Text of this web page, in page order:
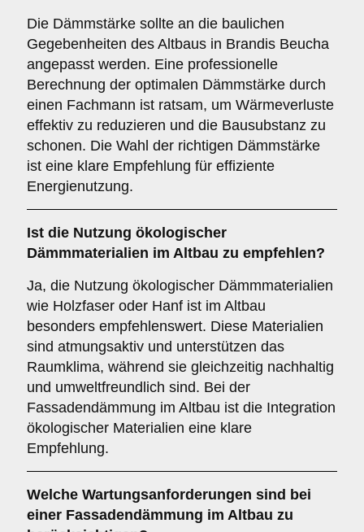
Die Dämmstärke sollte an die baulichen
Gegebenheiten des Altbaus in Brandis Beucha
angepasst werden. Eine professionelle
Berechnung der optimalen Dämmstärke durch
einen Fachmann ist ratsam, um Wärmeverluste
effektiv zu reduzieren und die Bausubstanz zu
schonen. Die Wahl der richtigen Dämmstärke
ist eine klare Empfehlung für effiziente
Energienutzung.
Ist die Nutzung ökologischer
Dämmmaterialien im Altbau zu empfehlen?
Ja, die Nutzung ökologischer Dämmmaterialien
wie Holzfaser oder Hanf ist im Altbau
besonders empfehlenswert. Diese Materialien
sind atmungsaktiv und unterstützen das
Raumklima, während sie gleichzeitig nachhaltig
und umweltfreundlich sind. Bei der
Fassadendämmung im Altbau ist die Integration
ökologischer Materialien eine klare
Empfehlung.
Welche Wartungsanforderungen sind bei
einer Fassadendämmung im Altbau zu